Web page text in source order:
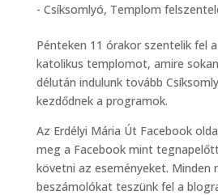
- Csíksomlyó, Templom
Pénteken 11 órakor szentelik fel
katolikus templomot, amire
délután indulunk tovább
kezdődnek a programok.
Az Erdélyi Mária Út Facebook
meg a Facebook mint
követni az eseményeket. Minden
beszámolókat teszünk fel a